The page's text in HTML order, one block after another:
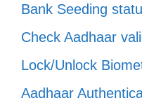
Bank Seeding
Check Aadhaar
Lock/Unlock
Aadhaar